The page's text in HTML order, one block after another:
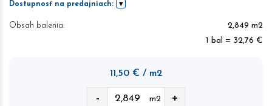
Dostupnosť na predajniach:
Obsah balenia:
2,849 m2
1 bal = 32,76 €
11,50 € / m2
- m2 +